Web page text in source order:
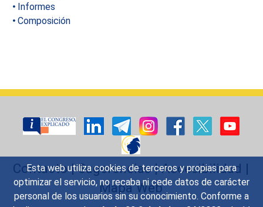
Esta web utiliza cookies de terceros y propias para
optimizar el servicio, no recaba ni cede datos de carácter
personal de los usuarios sin su conocimiento. Conforme a
Informes
Composición
Contacto|Sugerencias|Accesibilidad |
Mapa Web